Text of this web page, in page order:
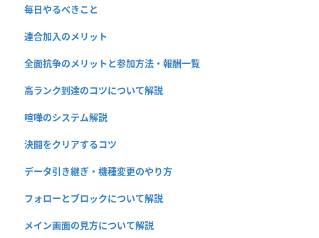
毎日やるべきこと
連合加入のメリット
全面抗争のメリットと参加方法・報酬一覧
高ランク到達のコツについて解説
喧嘩のシステム解説
決闘をクリアするコツ
データ引き継ぎ・機種変更のやり方
フォローとブロックについて解説
メイン画面の見方について解説